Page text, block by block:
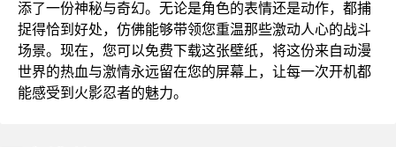
添了一份神秘与奇幻。无论是角色的表情还是动作，都捕
捉得恰到好处，仿佛能够带领您重温那些激动人心的战斗
场景。现在，您可以免费下载这张壁纸，将这份来自动漫
世界的热血与激情永远留在您的屏幕上，让每一次开机都
能感受到火影忍者的魅力。